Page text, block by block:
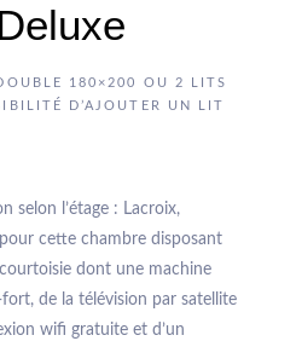
180×200 OU 2 LITS
D’AJOUTER UN LIT
selon l’étage : Lacroix,
cette chambre disposant
dont une machine
fort, de la télévision par satellite
wifi gratuite et d’un